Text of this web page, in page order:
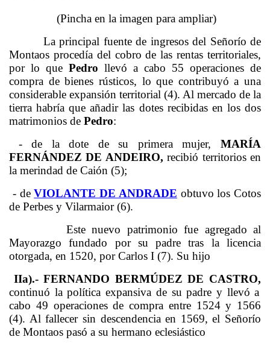
(Pincha en la imagen para ampliar)
La principal fuente de ingresos del Señorío de
Montaos procedía del cobro de las rentas territoriales,
por lo que Pedro llevó a cabo 55 operaciones de
compra de bienes rústicos, lo que contribuyó a una
considerable expansión territorial (4). Al mercado de la
tierra habría que añadir las dotes recibidas en los dos
matrimonios de Pedro:
- de la dote de su primera mujer,MARÍA
FERNÁNDEZ DE ANDEIRO, recibió territorios en
la merindad de Caión (5);
- deVIOLANTE DE ANDRADE obtuvo los Cotos
de Perbes y Vilarmaior (6).
Este nuevo patrimonio fue agregado al
Mayorazgo fundado por su padre tras la licencia
otorgada, en 1520, por Carlos I (7). Su hijo
IIa).- FERNANDO BERMÚDEZ DE CASTRO,
continuó la política expansiva de su padre y llevó a
cabo 49 operaciones de compra entre 1524 y 1566
(4). Al fallecer sin descendencia en 1569, el Señorío
de Montaos pasó a su hermano eclesiástico